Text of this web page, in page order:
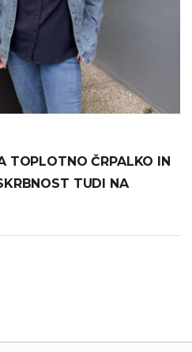
TOPLOTNO ČRPALKO IN
TUDI NA